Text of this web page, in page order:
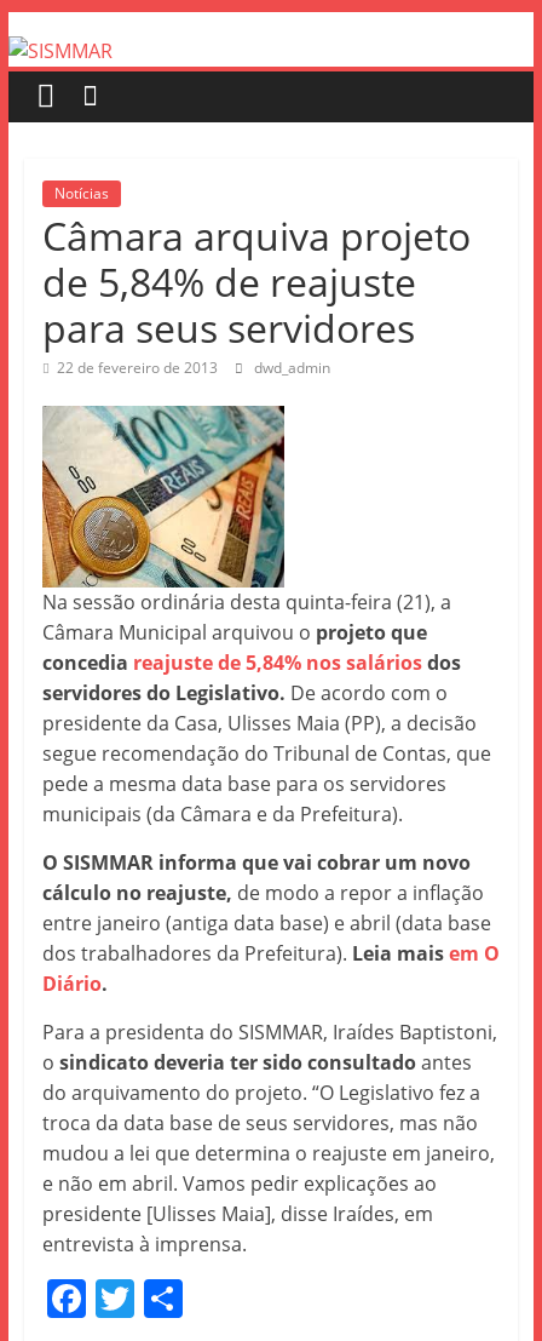
Notícias
Câmara arquiva projeto
de 5,84% de reajuste
para seus servidores
22 de fevereiro de 2013 dwd_admin
Na sessão ordinária desta quinta-feira (21), a
Câmara Municipal arquivou o projeto que
concedia reajuste de 5,84% nos saláriosdos
servidores do Legislativo. De acordo com o
presidente da Casa, Ulisses Maia (PP), a decisão
segue recomendação do Tribunal de Contas, que
pede a mesma data base para os servidores
municipais (da Câmara e da Prefeitura).
O SISMMAR informa que vai cobrar um novo
cálculo no reajuste, de modo a repor a inflação
entre janeiro (antiga data base) e abril (data base
dos trabalhadores da Prefeitura). Leia maisem O
Diário.
Para a presidenta do SISMMAR, Iraídes Baptistoni,
o sindicato deveria ter sido consultadoantes
do arquivamento do projeto. “O Legislativo fez a
troca da data base de seus servidores, mas não
mudou a lei que determina o reajuste em janeiro,
e não em abril. Vamos pedir explicações ao
presidente [Ulisses Maia], disse Iraídes, em
entrevista à imprensa.
F T S